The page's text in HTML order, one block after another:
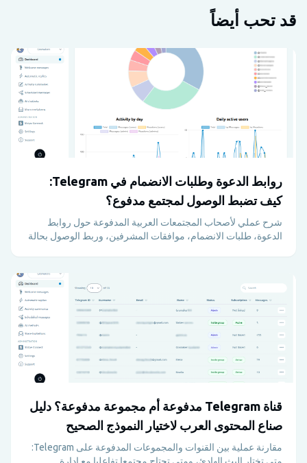
قد تحب أيضاً
روابط الدعوة وطلبات الانضمام في Telegram:
كيف تضبط الوصول لمجتمع مدفوع؟
شرح عملي لأصحاب المجتمعات العربية المدفوعة حول روابط
الدعوة، طلبات الانضمام، موافقات المشرفين، وربط الوصول بحالة
قناة Telegram مدفوعة أم مجموعة مدفوعة؟ دليل
صناع المحتوى العرب لاختيار النموذج الصحيح
مقارنة عملية بين القنوات والمجموعات المدفوعة على Telegram:
متى تختار البث الهادئ، ومتى تحتاج مجتمعا تفاعليا مع إدارة